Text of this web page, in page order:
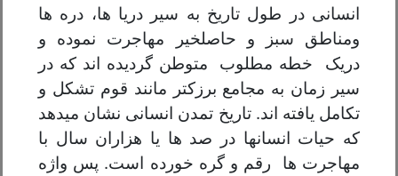
انسانی در طول تاریخ به سیر دریا ها، دره ها
ومناطق سبز و حاصلخیر مهاجرت نموده و
دریک خطه مطلوب متوطن گردیده اند که در
سیر زمان به مجامع برزکتر مانند قوم تشکل و
تکامل یافته اند. تاریخ تمدن انسانی نشان میدهد
که حیات انسانها در صد ها یا هزاران سال با
مهاجرت ها رقم و گره خورده است. پس واژه